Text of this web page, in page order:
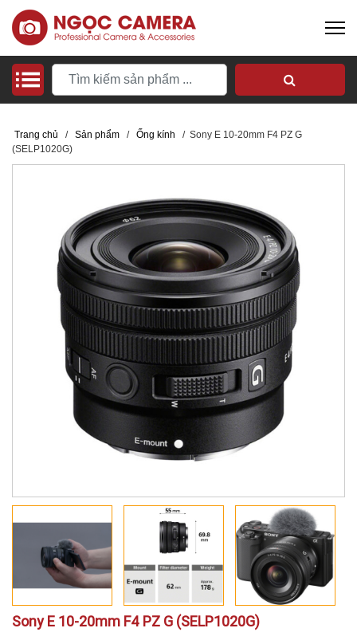
Trang chủ / Sản phẩm / Ống kính / Sony E 10-20mm F4 PZ G
(SELP1020G)
Sony E 10-20mm F4 PZ G (SELP1020G)